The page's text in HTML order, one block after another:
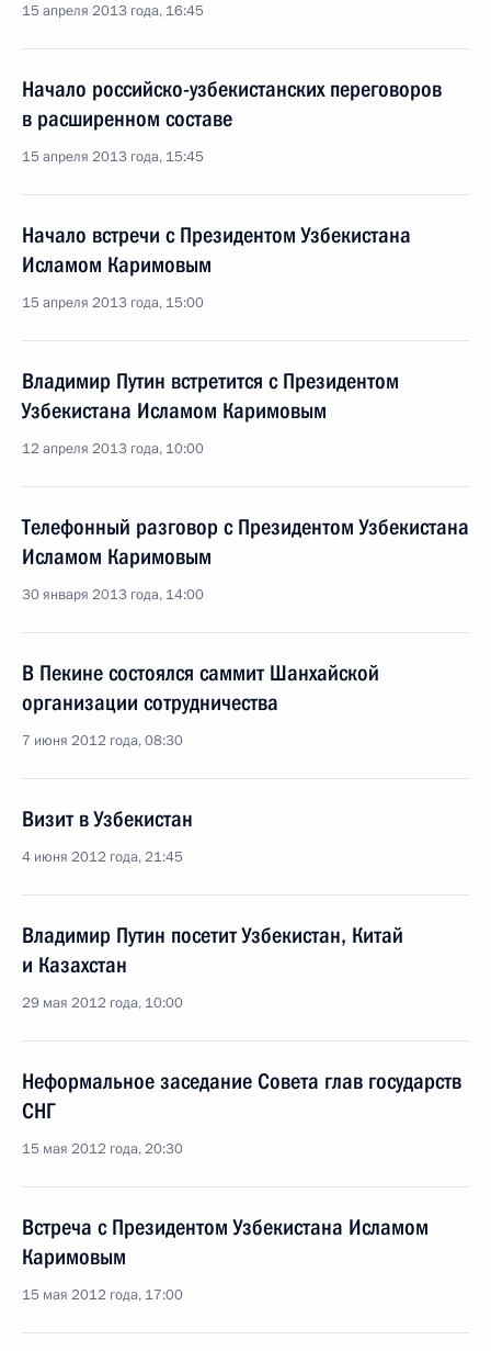
15 апреля 2013 года, 16:45
Начало российско-узбекистанских переговоров
в расширенном составе
15 апреля 2013 года, 15:45
Начало встречи с Президентом Узбекистана
Исламом Каримовым
15 апреля 2013 года, 15:00
Владимир Путин встретится с Президентом
Узбекистана Исламом Каримовым
12 апреля 2013 года, 10:00
Телефонный разговор с Президентом Узбекистана
Исламом Каримовым
30 января 2013 года, 14:00
В Пекине состоялся саммит Шанхайской
организации сотрудничества
7 июня 2012 года, 08:30
Визит в Узбекистан
4 июня 2012 года, 21:45
Владимир Путин посетит Узбекистан, Китай
и Казахстан
29 мая 2012 года, 10:00
Неформальное заседание Совета глав государств
СНГ
15 мая 2012 года, 20:30
Встреча с Президентом Узбекистана Исламом
Каримовым
15 мая 2012 года, 17:00